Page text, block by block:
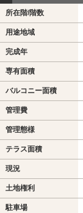
所在階/階数
用途地域
完成年
専有面積
バルコニー面積
管理費
管理態様
テラス面積
現況
土地権利
駐車場